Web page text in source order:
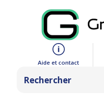
Aide et contact